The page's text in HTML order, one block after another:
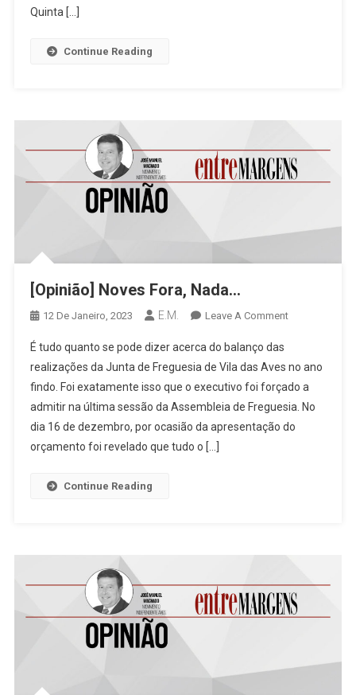
Quinta […]
Continue Reading
[Opinião] Noves Fora, Nada…
12 De Janeiro, 2023 E.M. Leave A CommentOn
Fora,
Nada…
É tudo quanto se pode dizer acerca do balanço das
realizações da Junta de Freguesia de Vila das Aves no ano
findo. Foi exatamente isso que o executivo foi forçado a
admitir na última sessão da Assembleia de Freguesia. No
dia 16 de dezembro, por ocasião da apresentação do
orçamento foi revelado que tudo o […]
Continue Reading